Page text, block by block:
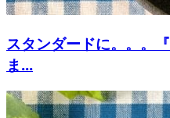
スタンダードに。。。
ま...